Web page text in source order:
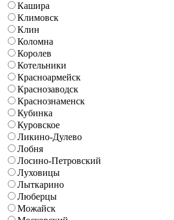
Кашира
Климовск
Клин
Коломна
Королев
Котельники
Красноармейск
Краснозаводск
Краснознаменск
Кубинка
Куровское
Ликино-Дулево
Лобня
Лосино-Петровский
Луховицы
Лыткарино
Люберцы
Можайск